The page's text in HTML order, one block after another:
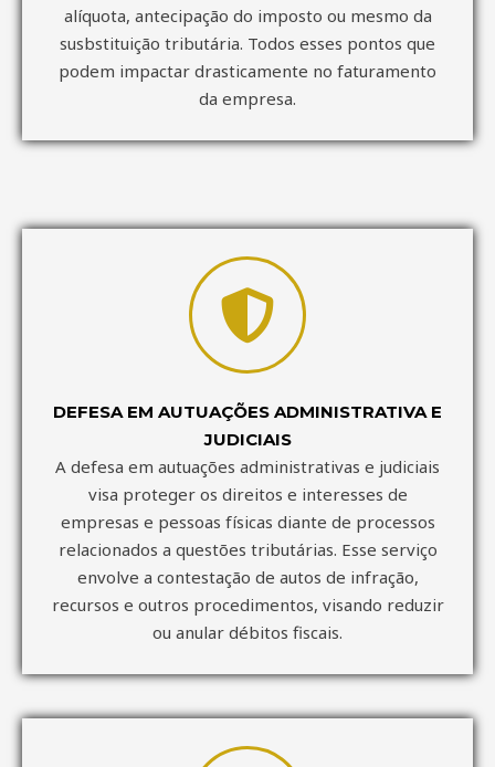
alíquota, antecipação do imposto ou mesmo da
susbstituição tributária. Todos esses pontos que
podem impactar drasticamente no faturamento
da empresa.
DEFESA EM AUTUAÇÕES ADMINISTRATIVA E
JUDICIAIS
A defesa em autuações administrativas e judiciais
visa proteger os direitos e interesses de
empresas e pessoas físicas diante de processos
relacionados a questões tributárias. Esse serviço
envolve a contestação de autos de infração,
recursos e outros procedimentos, visando reduzir
ou anular débitos fiscais.